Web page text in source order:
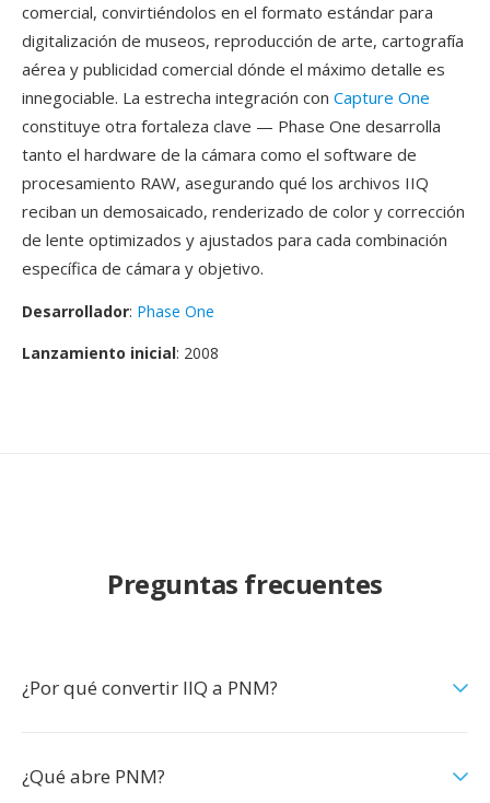
comercial, convirtiéndolos en el formato estándar para
digitalización de museos, reproducción de arte, cartografía
aérea y publicidad comercial dónde el máximo detalle es
innegociable. La estrecha integración con Capture One
constituye otra fortaleza clave — Phase One desarrolla
tanto el hardware de la cámara como el software de
procesamiento RAW, asegurando qué los archivos IIQ
reciban un demosaicado, renderizado de color y corrección
de lente optimizados y ajustados para cada combinación
específica de cámara y objetivo.
Desarrollador: Phase One
Lanzamiento inicial: 2008
Preguntas frecuentes
¿Por qué convertir IIQ a PNM?
¿Qué abre PNM?